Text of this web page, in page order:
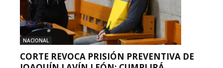
NACIONAL
CORTE REVOCA PRISIÓN PREVENTIVA DE